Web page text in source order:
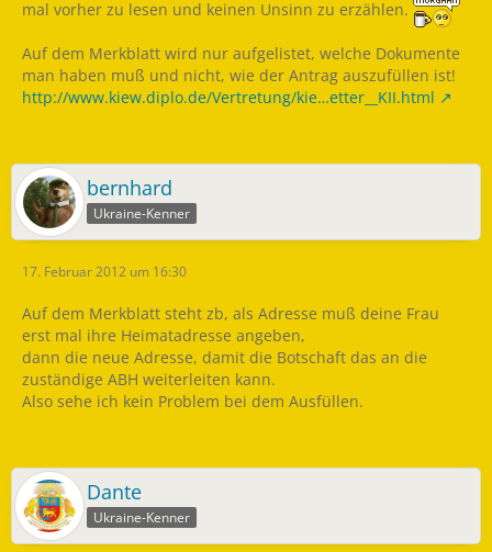
mal vorher zu lesen und keinen Unsinn zu erzählen.
Auf dem Merkblatt wird nur aufgelistet, welche Dokumente
man haben muß und nicht, wie der Antrag auszufüllen ist!
http://www.kiew.diplo.de/Vertretung/kie…etter__KII.html
bernhard
Ukraine-Kenner
17. Februar 2012 um 16:30
Auf dem Merkblatt steht zb, als Adresse muß deine Frau
erst mal ihre Heimatadresse angeben,
dann die neue Adresse, damit die Botschaft das an die
zuständige ABH weiterleiten kann.
Also sehe ich kein Problem bei dem Ausfüllen.
Dante
Ukraine-Kenner